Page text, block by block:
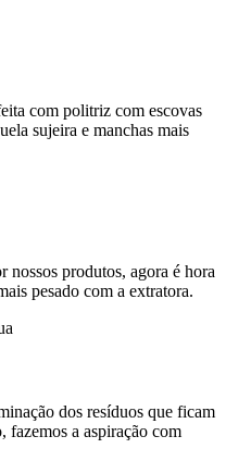
com politriz com escovas
sujeira e manchas mais
nossos produtos, agora é hora
pesado com a extratora.
dos resíduos que ficam
fazemos a aspiração com